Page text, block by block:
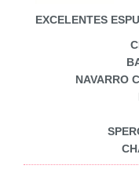
EXCELENTES
NAVARRO